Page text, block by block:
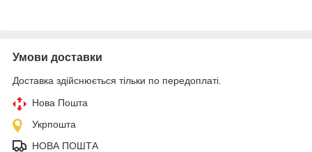
Умови доставки
Доставка здійснюється тільки по передоплаті.
Нова Пошта
Укрпошта
НОВА ПОШТА